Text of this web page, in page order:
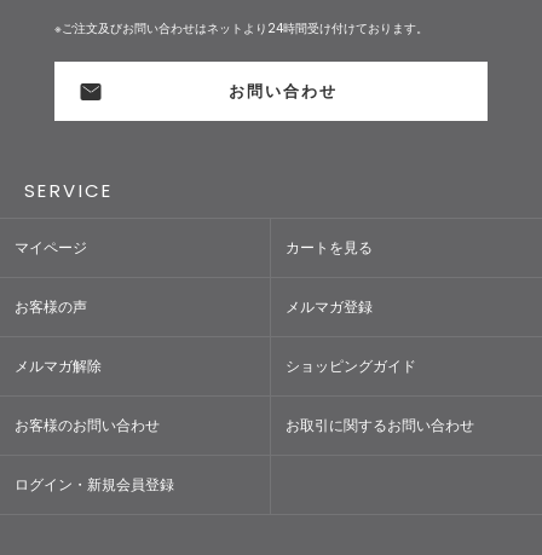
※ご注文及びお問い合わせはネットより24時間受け付けております。
お問い合わせ
SERVICE
マイページ カートを見る
お客様の声 メルマガ登録
メルマガ解除 ショッピングガイド
お客様のお問い合わせ お取引に関するお問い合わせ
ログイン・新規会員登録